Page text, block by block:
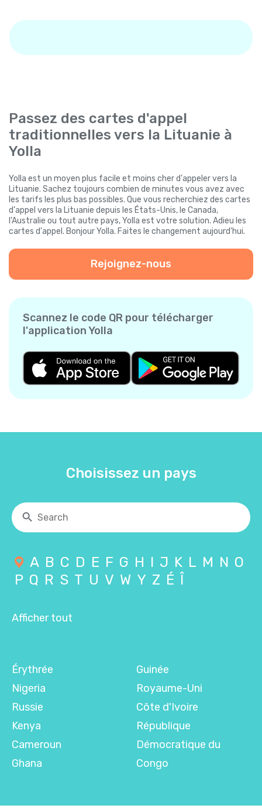
Passez des cartes d'appel
traditionnelles vers la Lituanie à
Yolla
Yolla est un moyen plus facile et moins cher d'appeler vers la
Lituanie. Sachez toujours combien de minutes vous avez avec
les tarifs les plus bas possibles. Que vous recherchiez des cartes
d'appel vers la Lituanie depuis les États-Unis, le Canada,
l'Australie ou tout autre pays, Yolla est votre solution. Adieu les
cartes d'appel. Bonjour Yolla. Faites le changement aujourd'hui.
Rejoignez-nous
Scannez le code QR pour télécharger
l'application Yolla
Choisissez un pays
A B C D E F G H I J K L M N O
P Q R S T U V W Y Z É Î
Afficher tout
Érythrée
Nigeria
Russie
Kenya
Cameroun
Ghana
Guinée
Royaume-Uni
Côte d'Ivoire
République
Démocratique du
Congo